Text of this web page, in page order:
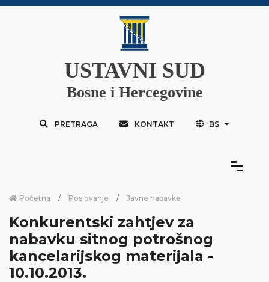
USTAVNI SUD
Bosne i Hercegovine
PRETRAGA KONTAKT BS
Početna Poslovanje Javne nabavke
Konkurentski zahtjev za
nabavku sitnog potrošnog
kancelarijskog materijala -
10.10.2013.